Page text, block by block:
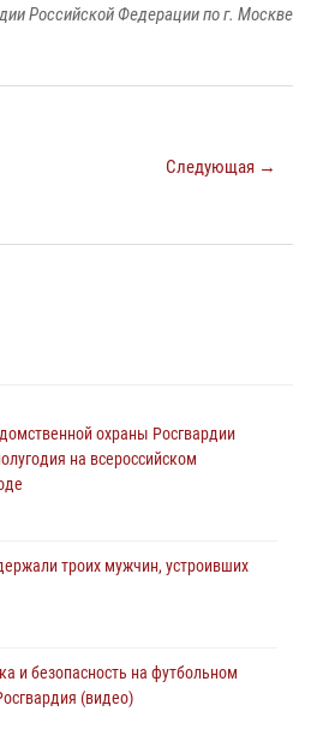
Российской Федерации по г. Москве
Следующая →
охраны Росгвардии
на всероссийском
троих мужчин, устроивших
и безопасность на футбольном
(видео)